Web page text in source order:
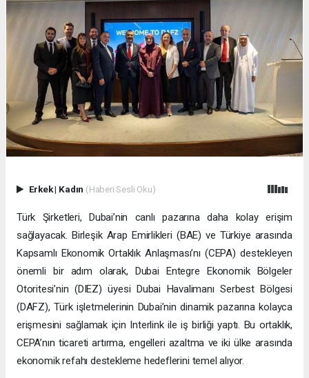
Erkek| Kadın (Haberi Sesli Oku)
Türk Şirketleri, Dubai’nin canlı pazarına daha kolay erişim
sağlayacak. Birleşik Arap Emirlikleri (BAE) ve Türkiye arasında
Kapsamlı Ekonomik Ortaklık Anlaşması’nı (CEPA) destekleyen
önemli bir adım olarak, Dubai Entegre Ekonomik Bölgeler
Otoritesi’nin (DIEZ) üyesi Dubai Havalimanı Serbest Bölgesi
(DAFZ), Türk işletmelerinin Dubai’nin dinamik pazarına kolayca
erişmesini sağlamak için Interlink ile iş birliği yaptı. Bu ortaklık,
CEPA’nın ticareti artırma, engelleri azaltma ve iki ülke arasında
ekonomik refahı destekleme hedeflerini temel alıyor.